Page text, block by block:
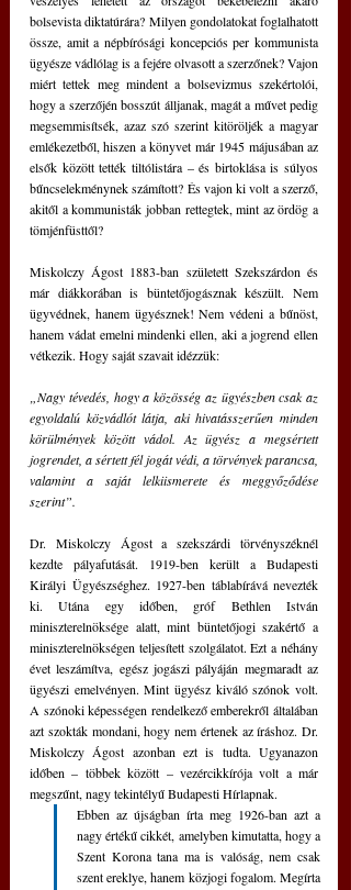
bolsevista diktatúrára? Milyen gondolatokat foglalhatott
össze, amit a népbírósági koncepciós per kommunista
ügyésze vádlólag is a fejére olvasott a szerzőnek? Vajon
miért tettek meg mindent a bolsevizmus szekértolói,
hogy a szerzőjén bosszút álljanak, magát a művet pedig
megsemmisítsék, azaz szó szerint kitöröljék a magyar
emlékezetből, hiszen a könyvet már 1945 májusában az
elsők között tették tiltólistára – és birtoklása is súlyos
bűncselekménynek számított? És vajon ki volt a szerző,
akitől a kommunisták jobban rettegtek, mint az ördög a
tömjénfüsttől?
Miskolczy Ágost 1883-ban született Szekszárdon és
már diákkorában is büntetőjogásznak készült. Nem
ügyvédnek, hanem ügyésznek! Nem védeni a bűnöst,
hanem vádat emelni mindenki ellen, aki a jogrend ellen
vétkezik. Hogy saját szavait idézzük:
„Nagy tévedés, hogy a közösség az ügyészben csak az
egyoldalú közvádlót látja, aki hivatásszerűen minden
körülmények között vádol. Az ügyész a megsértett
jogrendet, a sértett fél jogát védi, a törvények parancsa,
valamint a saját lelkiismerete és meggyőződése
szerint”.
Dr. Miskolczy Ágost a szekszárdi törvényszéknél
kezdte pályafutását. 1919-ben került a Budapesti
Királyi Ügyészséghez. 1927-ben táblabírává nevezték
ki. Utána egy időben, gróf Bethlen István
miniszterelnöksége alatt, mint büntetőjogi szakértő a
miniszterelnökségen teljesített szolgálatot. Ezt a néhány
évet leszámítva, egész jogászi pályáján megmaradt az
ügyészi emelvényen. Mint ügyész kiváló szónok volt.
A szónoki képességen rendelkező emberekről általában
azt szokták mondani, hogy nem értenek az íráshoz. Dr.
Miskolczy Ágost azonban ezt is tudta. Ugyanazon
időben – többek között – vezércikkírója volt a már
megszűnt, nagy tekintélyű Budapesti Hírlapnak.
Ebben az újságban írta meg 1926-ban azt a
nagy értékű cikkét, amelyben kimutatta, hogy a
Szent Korona tana ma is valóság, nem csak
szent ereklye, hanem közjogi fogalom. Megírta